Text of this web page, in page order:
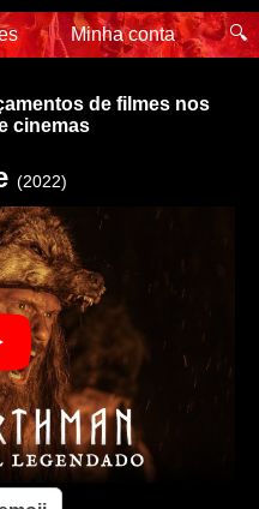
Minha conta 🔍
de filmes nos
cinemas
(2022)